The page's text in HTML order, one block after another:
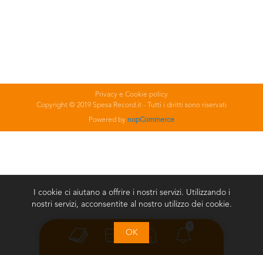
Privacy e Cookie policy
Copyright © 2019 Spesa Record.it - Tutti i diritti sono riservati
Powered by nopCommerce
I cookie ci aiutano a offrire i nostri servizi. Utilizzando i
nostri servizi, acconsentite al nostro utilizzo dei cookie.
OK